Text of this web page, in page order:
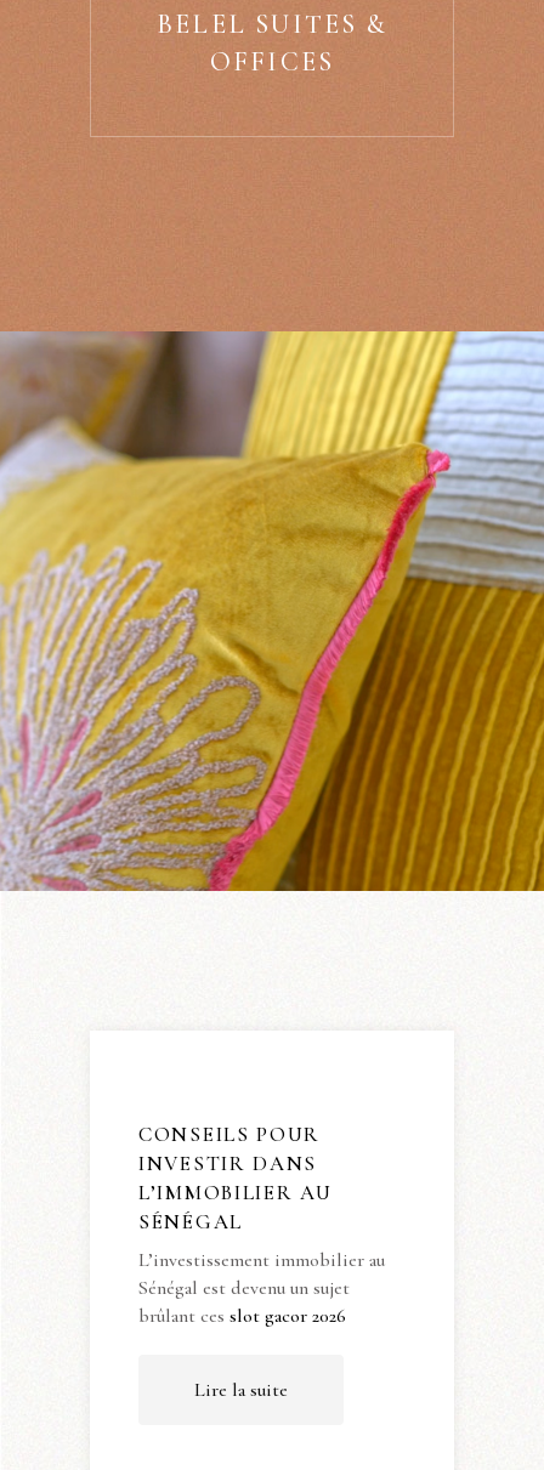
BELEL SUITES &
OFFICES
CONSEILS POUR
INVESTIR DANS
L’IMMOBILIER AU
SÉNÉGAL
L’investissement immobilier au
Sénégal est devenu un sujet
brûlant ces slot gacor 2026
Lire la suite